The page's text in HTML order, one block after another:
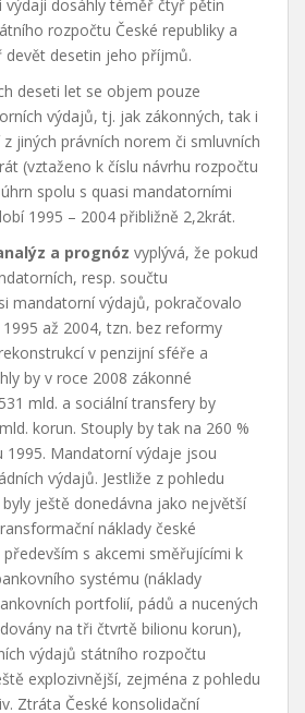
výdaji dosáhly téměř čtyř pětin
rozpočtu České republiky a
desetin jeho příjmů.
deseti let se objem pouze
výdajů, tj. jak zákonných, tak i
jiných právních norem či smluvních
(vztaženo k číslu návrhu rozpočtu
spolu s quasi mandatorními
1995 – 2004 přibližně 2,2krát.
a prognóz vyplývá, že pokud
resp. součtu
mandatorní výdajů, pokračovalo
až 2004, tzn. bez reformy
v penzijní sféře a
by v roce 2008 zákonné
mld. a sociální transfery by
korun. Stouply by tak na 260 %
1995. Mandatorní výdaje jsou
výdajů. Jestliže z pohledu
ještě donedávna jako největší
náklady české
s akcemi směřujícími k
systému (náklady
portfolií, pádů a nucených
na tři čtvrtě bilionu korun),
výdajů státního rozpočtu
explozivnější, zejména z pohledu
Ztráta České konsolidační